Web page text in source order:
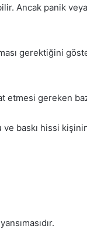
Ancak panik
gerektiğini
etmesi gereken
baskı hissi kişinin